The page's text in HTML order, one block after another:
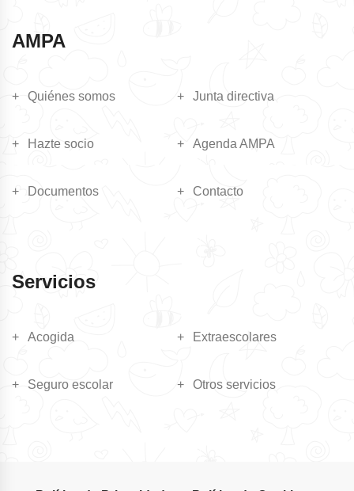
AMPA
Quiénes somos Junta directiva
Hazte socio Agenda AMPA
Documentos Contacto
Servicios
Acogida Extraescolares
Seguro escolar Otros servicios